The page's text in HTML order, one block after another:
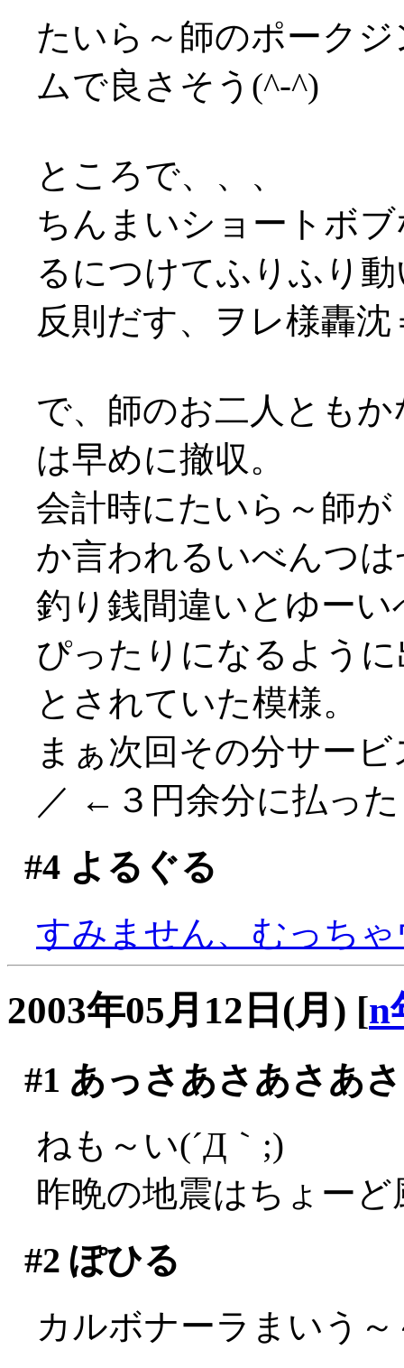
たいら～師のポーク
ムで良さそう(^-^)
ところで、、、
ちんまいショートボ
るにつけてふりふり
反則だす、ヲレ様轟
で、師のお二人とも
は早めに撤収。
会計時にたいら～師
か言われるいべんつ
釣り銭間違いとゆー
ぴったりになるよう
とされていた模様。
まぁ次回その分サー
／ ←３円余分に払っ
#4よるぐる
すみません、むっち
2003年05月12日(月) [n
#1 あっさあさあさあ
ねも～い(´Д｀;)
昨晩の地震はちょー
#2 ぽひる
カルボナーラまいう